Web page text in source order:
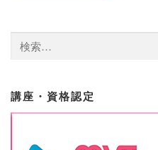
索:
講座・資格認定